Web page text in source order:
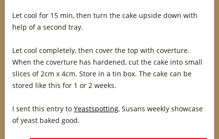
Let cool for 15 min, then turn the cake upside down with
help of a second tray.
Let cool completely, then cover the top with coverture.
When the coverture has hardened, cut the cake into small
slices of 2cm x 4cm. Store in a tin box. The cake can be
stored like this for 1 or 2 weeks.
I sent this entry to Yeastspotting, Susans weekly showcase
of yeast baked good.